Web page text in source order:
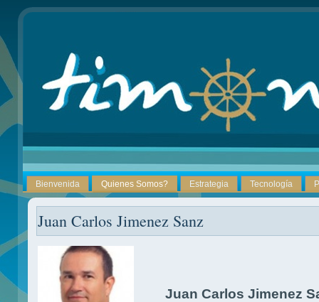
Bienvenida Quienes Somos? Estrategia Tecnología
Juan Carlos Jimenez Sanz
Juan Carlos Jimenez